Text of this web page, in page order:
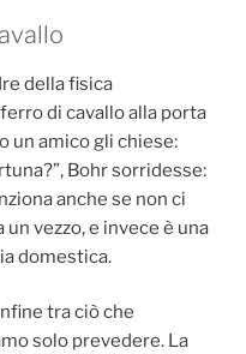
della fisica
di cavallo alla porta
un amico gli chiese:
Bohr sorridesse:
anche se non ci
vezzo, e invece è una
domestica.
tra ciò che
solo prevedere. La